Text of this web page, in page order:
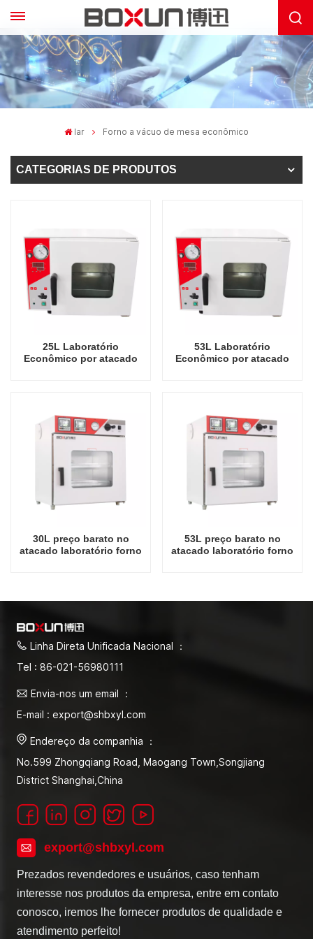
lar Forno a vácuo de mesa econômico
CATEGORIAS DE PRODUTOS
25L Laboratório
Econômico por atacado
53L Laboratório
Econômico por atacado
30L preço barato no
atacado laboratório forno
53L preço barato no
atacado laboratório forno
Linha Direta Unificada Nacional ：
Tel : 86-021-56980111
Envia-nos um email ：
E-mail : export@shbxyl.com
Endereço da companhia ：
No.599 Zhongqiang Road, Maogang Town,Songjiang
District Shanghai,China
export@shbxyl.com
Prezados revendedores e usuários, caso tenham
interesse nos produtos da empresa, entre em contato
conosco, iremos lhe fornecer produtos de qualidade e
atendimento perfeito!